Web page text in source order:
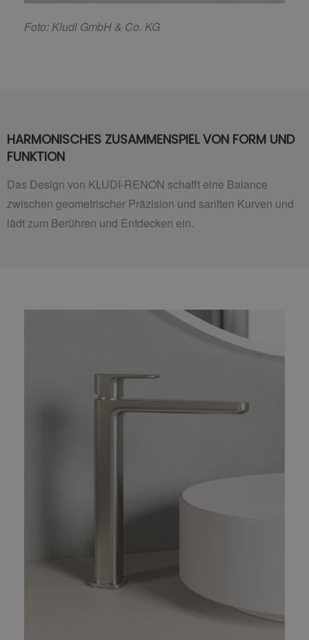
Foto: Kludi GmbH & Co. KG
HARMONISCHES ZUSAMMENSPIEL VON FORM UND
FUNKTION
Das Design von KLUDI-RENON schafft eine Balance
zwischen geometrischer Präzision und sanften Kurven und
lädt zum Berühren und Entdecken ein.